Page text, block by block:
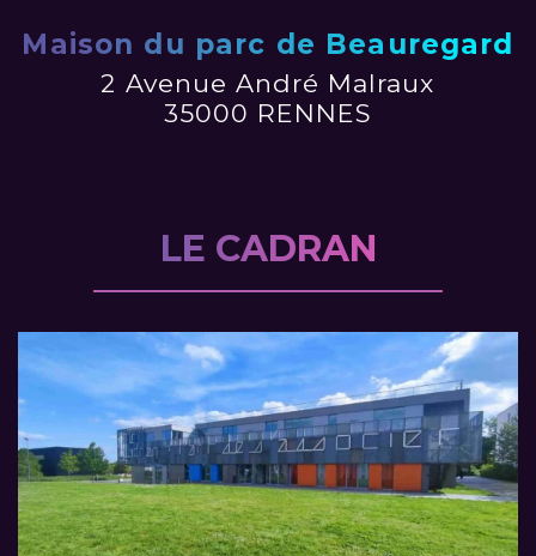
Maison du parc de Beauregard
2 Avenue André Malraux
35000 RENNES
LE CADRAN